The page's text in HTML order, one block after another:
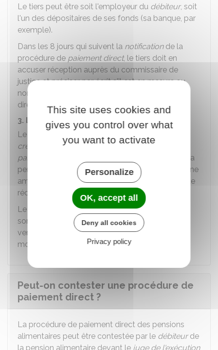
Le tiers peut être soit l'employeur du débiteur, soit
l'un des dépositaires de ses fonds (sa banque, par
exemple).
Dans les 8 jours qui suivent la notificationde la
procédure de paiement direct, le tiers doit en
accuser réception auprès du commissaire de
justice et préciser par écrit s'il est en mesure ou
non de donner suite à la demande de paiement
direct.
3. Le tiers réalise le paiement
Le tiers qui est en mesure de rembourser le
créancier
, doit mettre en place la procédure de
paiement direct
. S'il ne verse pas le montant de la
pension alimentaire due au créancier, il encourt une
amende de
1 500 €maximum (3 000 €
en cas de
récidive).
Le tiers n'a pas à verser pas au créancier les
sommes qui lui sont dues en 1 seule fois. Le
versement est étalé en 12 mensualités d'un
montant égal.
Peut-on contester une procédure de
paiement direct ?
La procédure de paiement direct des pensions
alimentaires peut être contestée par le débiteurde
la pension alimentaire devant le juge de l'exécution
This site uses cookies and
gives you control over what
you want to activate
Personalize
OK, accept all
Deny all cookies
Privacy policy